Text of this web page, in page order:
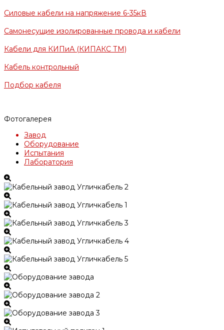
Силовые кабели на напряжение 6-35кВ
Самонесущие изолированные провода и кабели
Кабели для КИПиА (КИПАКС ТМ)
Кабель контрольный
Подбор кабеля
Фотогалерея
Завод
Оборудование
Испытания
Лаборатория